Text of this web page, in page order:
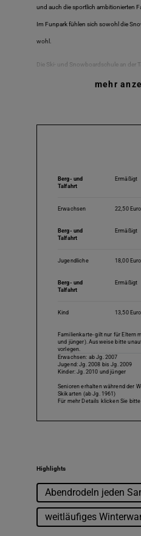
und auch die sportlich ambitionierten
Im Funpark fühlen sich sowohl die
wohl.
Die Ski- und Snowboardschule an der
Kurse für alle Alters- und
geeigneter Witterung).
Präparierte Winterwanderwege führen
im Naturpark Nagelfluhkette.
der Sonnenterrassen ein.
Im Sportgeschäft mit Skiservice- und
mehr
Berg- und
Talfahrt
Ermäßigt
Erwachsen 22,50
Berg- und
Talfahrt
Ermäßigt
Jugendliche 18,00
Berg- und
Talfahrt
Ermäßigt
Kind 13,50
Familienkarte- gilt nur für Eltern
und jünger). Ausweise bitte
vorlegen.
Erwachsen: ab Jg. 2007
Jugend: Jg. 2008 bis Jg. 2009
Kinder: Jg. 2010 und jünger
Senioren erhalten während der
Skikarten (ab Jg. 1961)
Für mehr Details klicken Sie
Highlights
Abendrodeln jeden
weitläufiges